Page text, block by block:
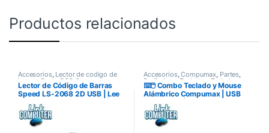
Productos relacionados
Accesorios, Lector de codigo de
barras Punto POS-2
Lector de Código de Barras
Speed LS-2068 2D USB | Lee
QR, PDF417 y DataMatrix |
Alámbrico Plug & Play |
Compatible POS y Facturación
| Garantía 12 Meses
Accesorios,Compumax, Partes,
Perifericos ,Teclados Teclados
Inalambricos
⌨️🖱️ Combo Teclado y Mouse
Alámbrico Compumax | USB
Plug & Play | Ideal para Oficina
y Estudio | Económico y
Confiable